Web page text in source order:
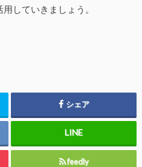
していきましょう。
シェア
feedly